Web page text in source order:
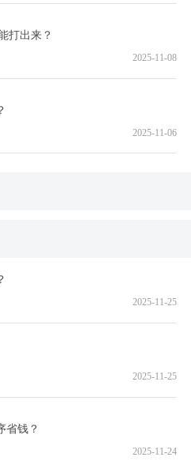
打出来？
2025-11-08
2025-11-06
2025-11-25
2025-11-25
省钱？
2025-11-24